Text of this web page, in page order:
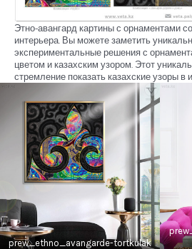
Этно-авангард картины с орнаментами
интерьера. Вы можете заметить
экспериментальные решения с
цветом и казахским узором. Этот
стремление показать казахские узоры в
prew_ethno_avangarde-tortkulak